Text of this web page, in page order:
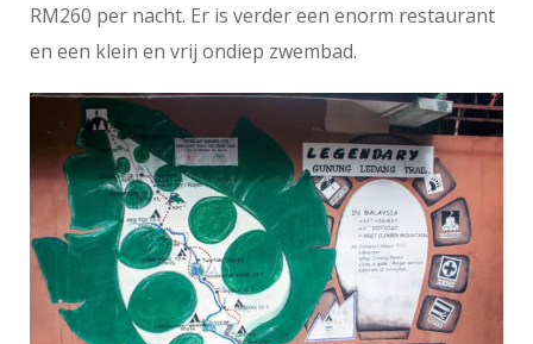
RM260 per nacht. Er is verder een enorm restaurant
en een klein en vrij ondiep zwembad.